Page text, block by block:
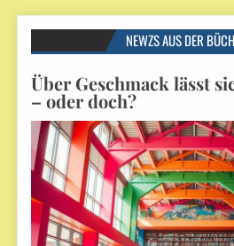
NEWZS AUS DER
Über Geschmack lässt
– oder doch?